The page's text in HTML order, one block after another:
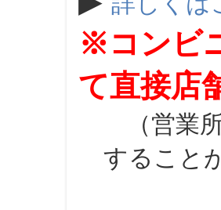
※コンビ
て直接店
（営業
すること